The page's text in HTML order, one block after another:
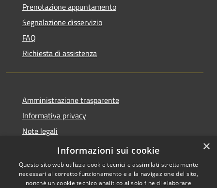
Prenotazione appuntamento
Segnalazione disservizio
FAQ
Richiesta di assistenza
Amministrazione trasparente
Informativa privacy
Note legali
Dichiarazione di accessibilità
×
Informazioni sui cookie
Questo sito web utilizza cookie tecnici e assimilati strettamente
necessari al corretto funzionamento e alla navigazione del sito,
nonché un cookie tecnico analitico al solo fine di elaborare